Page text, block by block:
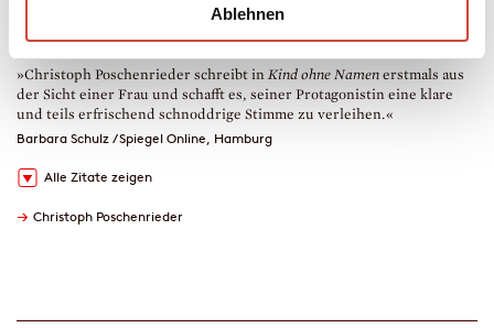
Ablehnen
»Christoph Poschenrieder schreibt in Kind ohne Namen erstmals aus
der Sicht einer Frau und schafft es, seiner Protagonistin eine klare
und teils erfrischend schnoddrige Stimme zu verleihen.«
Barbara Schulz / Spiegel Online, Hamburg
Alle Zitate zeigen
→ Christoph Poschenrieder